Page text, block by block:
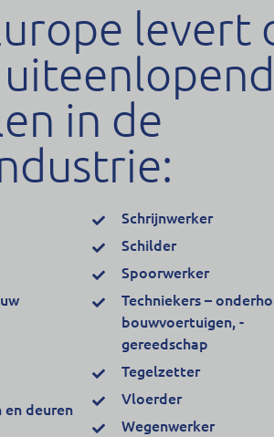
levert
in de
en deuren
Schrijnwerker
Schilder
Spoorwerker
Techniekers –
bouwvoertuigen, -
gereedschap
Tegelzetter
Vloerder
Wegenwerker